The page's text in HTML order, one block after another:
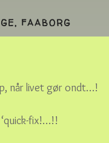
FAABORG
når livet gør ondt…!
fix!…!!